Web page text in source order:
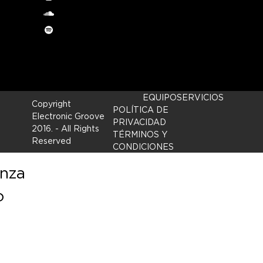
soundcloud
Spotify
Copyright
Electronic Groove
2016. - All Rights
Reserved
EQUIPOSERVICIOS
POLÍTICA DE
PRIVACIDAD
TÉRMINOS Y
CONDICIONES